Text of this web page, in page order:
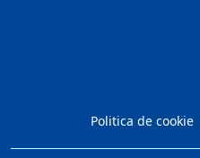
Politica de cookie